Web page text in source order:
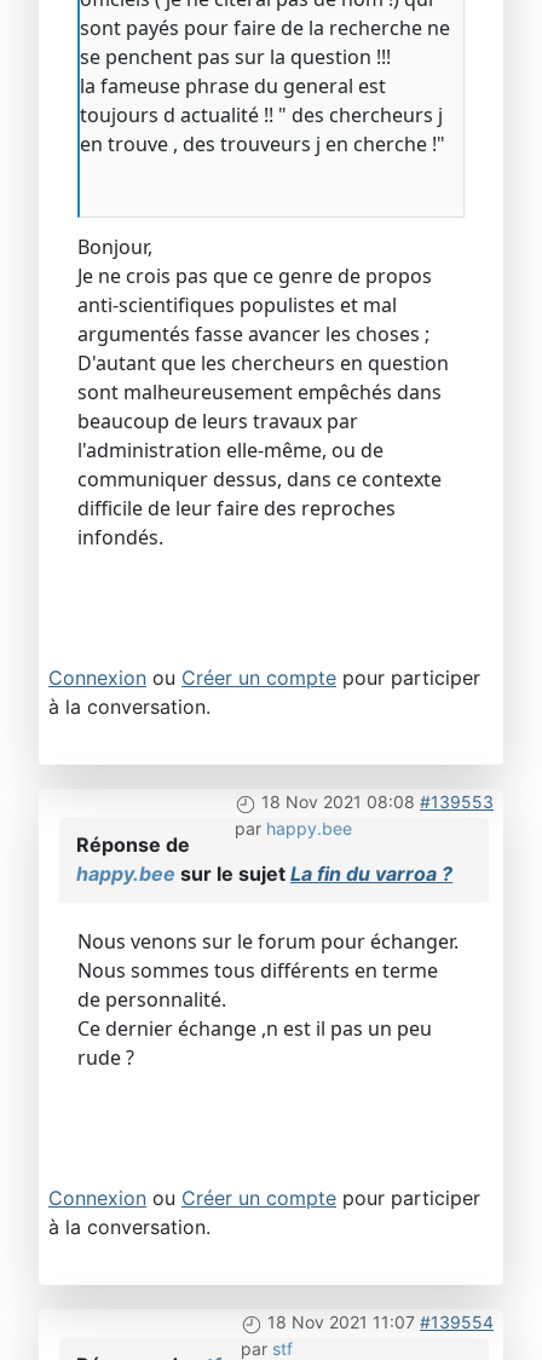
sont payés pour faire de la recherche ne
se penchent pas sur la question !!!
la fameuse phrase du general est
toujours d actualité !! " des chercheurs j
en trouve , des trouveurs j en cherche !"
Bonjour,
Je ne crois pas que ce genre de propos
anti-scientifiques populistes et mal
argumentés fasse avancer les choses ;
D'autant que les chercheurs en question
sont malheureusement empêchés dans
beaucoup de leurs travaux par
l'administration elle-même, ou de
communiquer dessus, dans ce contexte
difficile de leur faire des reproches
infondés.
Connexion ou Créer un compte pour participer
à la conversation.
18 Nov 2021 08:08 #139553
par happy.bee
Réponse de
happy.bee sur le sujet La fin du varroa ?
Nous venons sur le forum pour échanger.
Nous sommes tous différents en terme
de personnalité.
Ce dernier échange ,n est il pas un peu
rude ?
Connexion ou Créer un compte pour participer
à la conversation.
18 Nov 2021 11:07 #139554
par stf